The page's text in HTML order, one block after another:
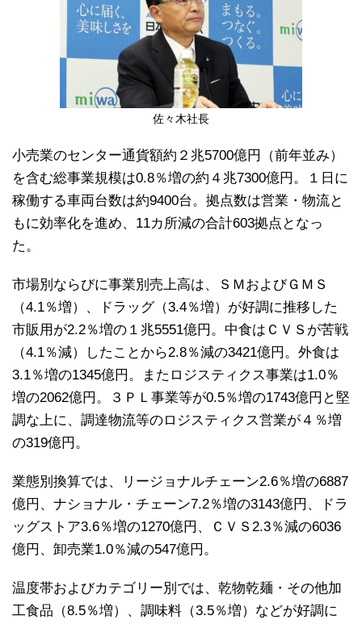
佐々木社長
小売業のセンター通貨額約２兆5700億円（前年並み）
を含む総事業規模は0.8％増の約４兆7300億円。１日に
稼働する車両台数は約9400台。拠点数は営業・物流と
もに効率化を進め、11カ所減の合計603拠点となっ
た。
市場別ならびに事業別売上高は、ＳＭおよびＧＭＳ
（4.1％増）、ドラッグ（3.4％増）が好調に推移した
市販用が2.2％増の１兆5551億円。中食はＣＶＳが苦戦
（4.1％減）したことから2.8％減の3421億円。外食は
3.1％増の1345億円。またロジスティクス事業は1.0％
増の2062億円。３ＰＬ事業等が0.5％増の1743億円と堅
調な上に、調達物流等のロジスティクス営業が４％増
の319億円。
業態別換算では、リージョナルチェーン2.6％増の6887
億円、ナショナル・チェーン7.2％増の3143億円、ドラ
ッグストア3.6％増の1270億円、ＣＶＳ2.3％減の6036
億円、卸売業1.0％減の547億円。
温度帯およびカテゴリー別では、乾物乾麺・その他加
工食品（8.5％増）、調味料（3.5％増）などが好調に